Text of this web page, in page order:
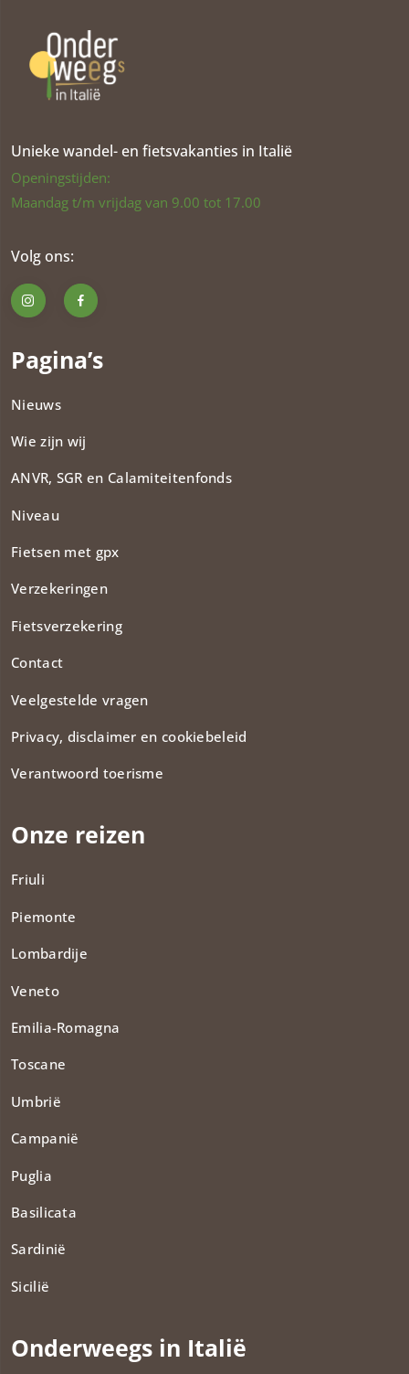
Unieke wandel- en fietsvakanties in Italië
Openingstijden:
Maandag t/m vrijdag van 9.00 tot 17.00
Volg ons:
Pagina’s
Nieuws
Wie zijn wij
ANVR, SGR en Calamiteitenfonds​
Niveau
Fietsen met gpx
Verzekeringen
Fietsverzekering
Contact
Veelgestelde vragen
Privacy, disclaimer en cookiebeleid
Verantwoord toerisme
Onze reizen
Friuli
Piemonte
Lombardije
Veneto
Emilia-Romagna
Toscane
Umbrië
Campanië
Puglia
Basilicata
Sardinië
Sicilië
Onderweegs in Italië